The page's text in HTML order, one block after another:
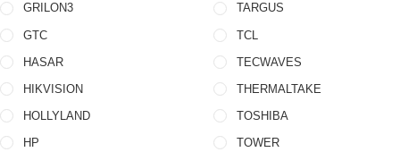
GRILON3
GTC
HASAR
HIKVISION
HOLLYLAND
HP
TARGUS
TCL
TECWAVES
THERMALTAKE
TOSHIBA
TOWER